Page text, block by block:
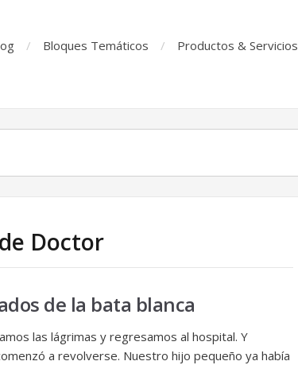
Bloques Temáticos Productos & Servicios
Doctor
de la bata blanca
las lágrimas y regresamos al hospital. Y
a revolverse. Nuestro hijo pequeño ya había